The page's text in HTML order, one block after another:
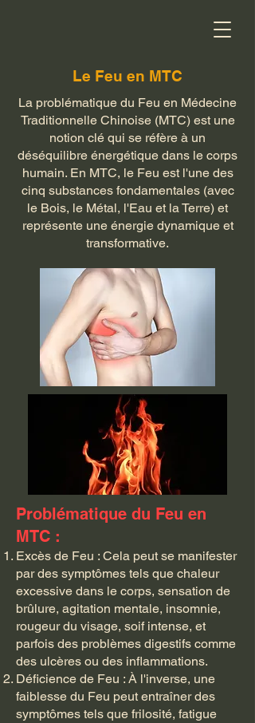
Le Feu en MTC
La problématique du Feu en Médecine
Traditionnelle Chinoise (MTC) est une
notion clé qui se réfère à un
déséquilibre énergétique dans le corps
humain. En MTC, le Feu est l'une des
cinq substances fondamentales (avec
le Bois, le Métal, l'Eau et la Terre) et
représente une énergie dynamique et
transformative.
Problématique du Feu en
MTC :
Excès de Feu : Cela peut se manifester
par des symptômes tels que chaleur
excessive dans le corps, sensation de
brûlure, agitation mentale, insomnie,
rougeur du visage, soif intense, et
parfois des problèmes digestifs comme
des ulcères ou des inflammations.
Déficience de Feu : À l'inverse, une
faiblesse du Feu peut entraîner des
symptômes tels que frilosité, fatigue